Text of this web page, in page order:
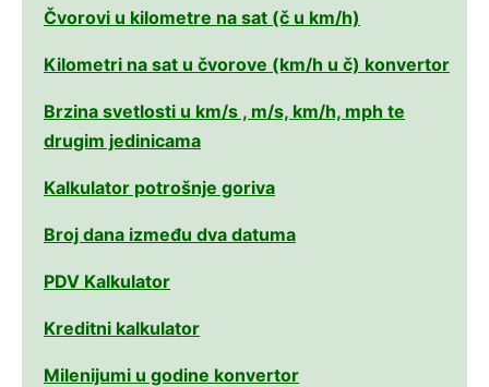
Čvorovi u kilometre na sat (č u km/h)
Kilometri na sat u čvorove (km/h u č) konvertor
Brzina svetlosti u km/s , m/s, km/h, mph te
drugim jedinicama
Kalkulator potrošnje goriva
Broj dana između dva datuma
PDV Kalkulator
Kreditni kalkulator
Milenijumi u godine konvertor